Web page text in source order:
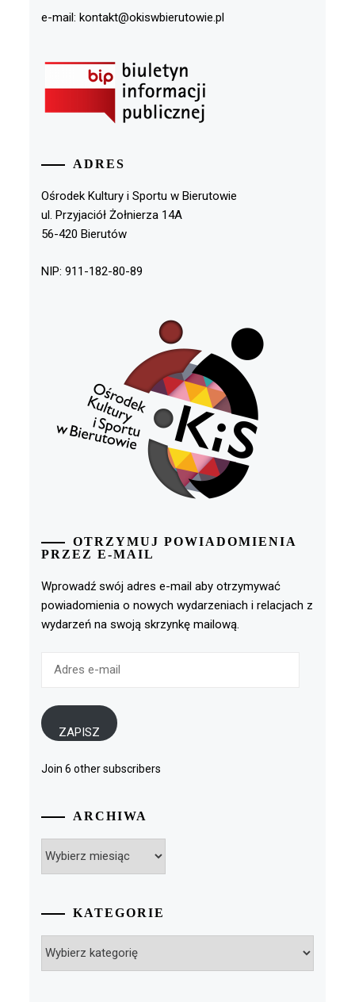
e-mail: kontakt@okiswbierutowie.pl
ADRES
Ośrodek Kultury i Sportu w Bierutowie
ul. Przyjaciół Żołnierza 14A
56-420 Bierutów
NIP: 911-182-80-89
OTRZYMUJ POWIADOMIENIA
PRZEZ E-MAIL
Wprowadź swój adres e-mail aby otrzymywać
powiadomienia o nowych wydarzeniach i relacjach z
wydarzeń na swoją skrzynkę mailową.
ZAPISZ
Join 6 other subscribers
ARCHIWA
KATEGORIE